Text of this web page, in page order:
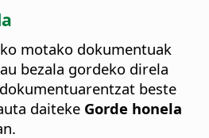
motako dokumentuak
bezala gordeko direla
beste
daiteke Gorde honela